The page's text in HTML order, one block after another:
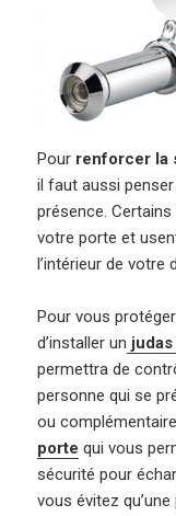
Pour renforcer la
il faut aussi
présence.
votre porte et
l’intérieur de votre
Pour vous
d’installer un
permettra de
personne qui se
ou
porte qui vous
sécurité pour
vous évitez